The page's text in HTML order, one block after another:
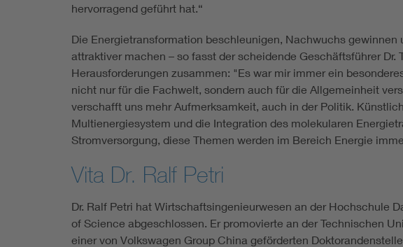
hervorragend geführt hat.“
Die Energietransformation beschleunigen, Nachwuchs gewinnen
attraktiver machen – so fasst der scheidende Geschäftsführer Dr.
Herausforderungen zusammen: "Es war mir immer ein
nicht nur für die Fachwelt, sondern auch für die Allgemeinheit
verschafft uns mehr Aufmerksamkeit, auch in der Politik.
Multienergiesystem und die Integration des molekularen
Stromversorgung, diese Themen werden im Bereich Energie
Vita Dr. Ralf Petri
Dr. Ralf Petri hat Wirtschaftsingenieurwesen an der Hochschule
of Science abgeschlossen. Er promovierte an der Technischen
einer von Volkswagen Group China geförderten